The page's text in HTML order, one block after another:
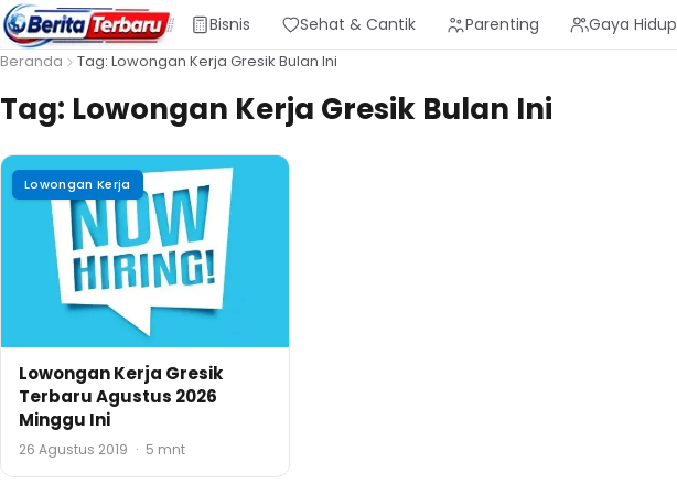
Bisnis Sehat & Cantik Parenting Gaya Hidup
Beranda Tag: Lowongan Kerja Gresik Bulan Ini
Tag: Lowongan Kerja Gresik Bulan Ini
Lowongan Kerja
Lowongan Kerja Gresik
Terbaru Agustus 2026
Minggu Ini
26 Agustus 2019 · 5 mnt